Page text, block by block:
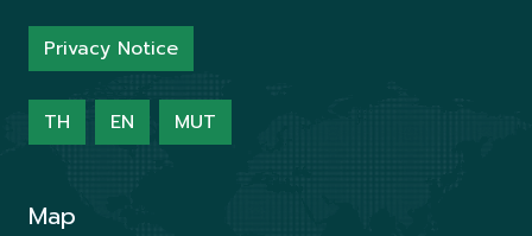
Privacy Notice
TH EN MUT
Map